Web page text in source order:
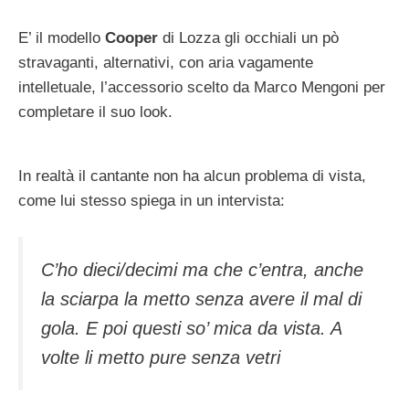
E’ il modello Cooper di Lozza gli occhiali un pò
stravaganti, alternativi, con aria vagamente
intelletuale, l’accessorio scelto da Marco Mengoni per
completare il suo look.
In realtà il cantante non ha alcun problema di vista,
come lui stesso spiega in un intervista:
C’ho dieci/decimi ma che c’entra, anche
la sciarpa la metto senza avere il mal di
gola. E poi questi so’ mica da vista. A
volte li metto pure senza vetri